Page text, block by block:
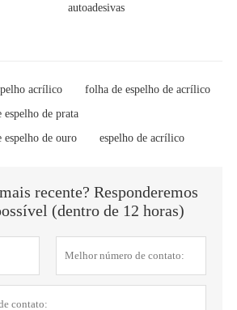
autoadesivas
acrílico
folha de espelho de acrílico
espelho de prata
espelho de ouro
espelho de acrílico
recente? Responderemos
(dentro de 12 horas)